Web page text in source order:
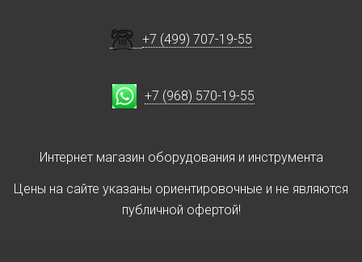
+7 (499) 707-19-55
+7 (968) 570-19-55
Интернет магазин оборудования и инструмента
Цены на сайте указаны ориентировочные и не являются
публичной офертой!